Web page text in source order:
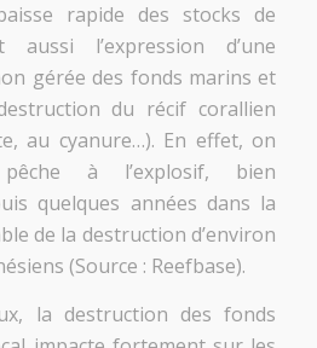
rapide des stocks de
l’expression d’une
gérée des fonds marins et
du récif corallien
au cyanure…). En effet, on
à l’explosif, bien
quelques années dans la
de la destruction d’environ
(Source : Reefbase).
la destruction des fonds